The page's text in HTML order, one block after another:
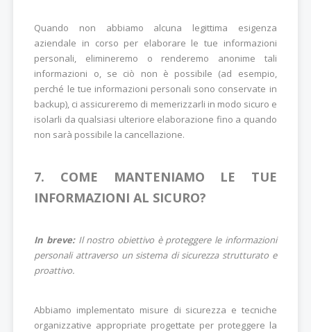
Quando non abbiamo alcuna legittima esigenza
aziendale in corso per elaborare le tue informazioni
personali, elimineremo o renderemo anonime tali
informazioni o, se ciò non è possibile (ad esempio,
perché le tue informazioni personali sono conservate in
backup), ci assicureremo di memerizzarli in modo sicuro e
isolarli da qualsiasi ulteriore elaborazione fino a quando
non sarà possibile la cancellazione.
7. COME MANTENIAMO LE TUE
INFORMAZIONI AL SICURO?
In breve:Il nostro obiettivo è proteggere le informazioni
personali attraverso un sistema di sicurezza strutturato e
proattivo.
Abbiamo implementato misure di sicurezza e tecniche
organizzative appropriate progettate per proteggere la